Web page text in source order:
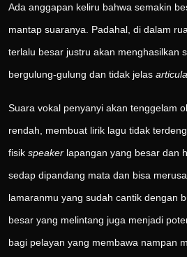
Ada anggapan keliru bahwa semakin
mantap suaranya. Padahal, di dalam
terlalu besar justru akan menghasilkan
bergulung-gulung dan tidak jelas
Suara vokal penyanyi akan tenggelam
rendah, membuat lirik lagu tidak
fisik speaker lapangan yang besar dan
sedap dipandang mata dan bisa
lamaranmu yang sudah cantik dengan
besar yang melintang juga menjadi
bagi pelayan yang membawa nampan